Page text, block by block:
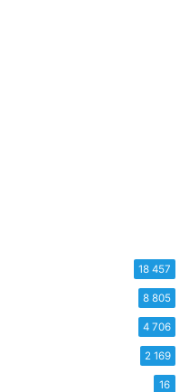
18 457
8 805
4 706
2 169
16